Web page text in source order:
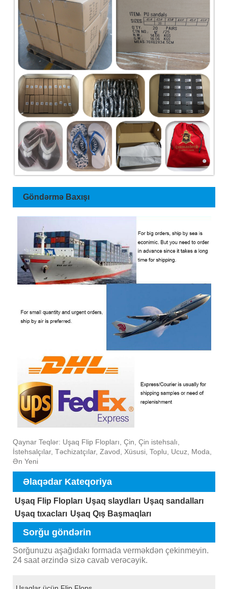
Göndərmə Baxışı
Qaynar Teqlər: Uşaq Flip Flopları, Çin, Çin istehsalı,
İstehsalçılar, Təchizatçılar, Zavod, Xüsusi, Toplu, Ucuz, Moda,
Ən Yeni
Əlaqədar Kateqoriya
Uşaq Flip Flopları Uşaq slaydları Uşaq sandalları
Uşaq tıxacları Uşaq Qış Başmaqları
Sorğu göndərin
Sorğunuzu aşağıdakı formada verməkdən çekinmeyin.
24 saat ərzində sizə cavab verəcəyik.